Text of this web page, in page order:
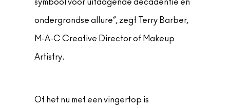
symbool voor uitdagende decadentie en
ondergrondse allure”, zegt Terry Barber,
M-A-C Creative Director of Makeup
Artistry.
Of het nu met een vingertop is